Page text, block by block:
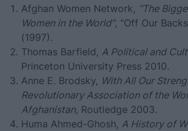
Afghan Women Network, “The
Women in the World”, “Off Our
(1997).
Thomas Barfield, A Political and
Princeton University Press 2010.
Anne E. Brodsky, With All Our
Revolutionary Association of the
Afghanistan, Routledge 2003.
Huma Ahmed-Ghosh, A History of